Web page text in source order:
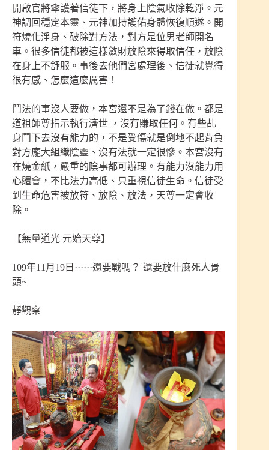
開啟官將傘護著信徒下，將身上陰氣收除乾淨。元
神調回穩定本靈、元神加持護佑身體恢復順遂。開
符燒化淨身、破除對方法，對方是位男老師開名
車。很多信徒都被這樣斂財放陰來得取信任，放陰
在身上不舒服。事後去他們宮處理後、信徒就覺得
很有感、怎麼這麼厲害！
鬥法的事沒人要做，本宮還不是為了錢在做。都是
道祖師尊指示執行濟世 ，沒有賺取任何。有些乩
身鬥下去沒有能力的，不是受傷就是倒地不起背負
對方龐大組織陰靈、沒有法就一定很慘。本宮沒有
在燒金紙，嚴重的陰事都可辦理。有能力沒能力用
心體會，不比法力高低、只重視信徒生命。信徒受
到生命危害被放符、放陰、放法，天尊一定會收
除。
【無量道光 元始天尊】
109年11月19日······還要戰嗎？ 還要放什麼死人骨
頭~
靜觀察